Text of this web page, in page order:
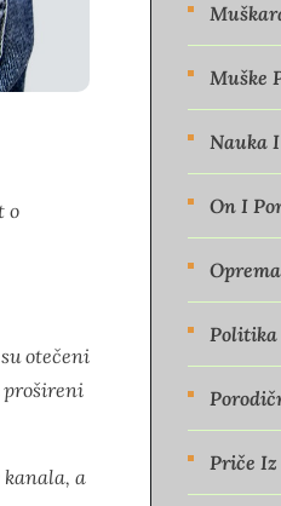
o
su otečeni
prošireni
a
Muške
Nauka
On I
Oprema
Priče Iz